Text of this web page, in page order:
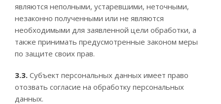
являются неполными, устаревшими, неточными,
незаконно полученными или не являются
необходимыми для заявленной цели обработки, а
также принимать предусмотренные законом меры
по защите своих прав.
3.3. Субъект персональных данных имеет право
отозвать согласие на обработку персональных
данных.